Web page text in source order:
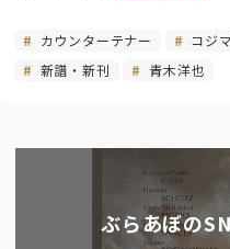
カウンターテナー コジ
新譜・新刊
青木洋也
ぶらあぼの